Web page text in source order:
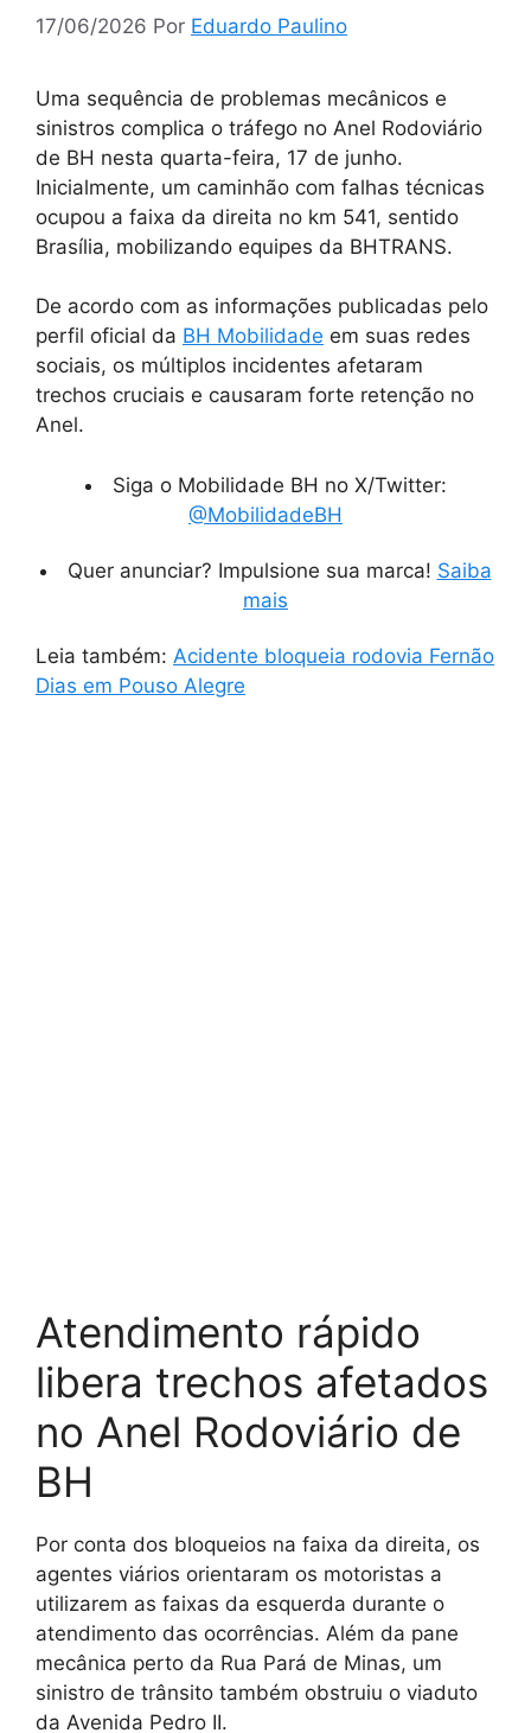
17/06/2026 Por Eduardo Paulino
Uma sequência de problemas mecânicos e
sinistros complica o tráfego no Anel Rodoviário
de BH nesta quarta-feira, 17 de junho.
Inicialmente, um caminhão com falhas técnicas
ocupou a faixa da direita no km 541, sentido
Brasília, mobilizando equipes da BHTRANS.
De acordo com as informações publicadas pelo
perfil oficial da BH Mobilidade em suas redes
sociais, os múltiplos incidentes afetaram
trechos cruciais e causaram forte retenção no
Anel.
Siga o Mobilidade BH no X/Twitter:
@MobilidadeBH
Quer anunciar? Impulsione sua marca! Saiba
mais
Leia também: Acidente bloqueia rodovia Fernão
Dias em Pouso Alegre
Atendimento rápido
libera trechos afetados
no Anel Rodoviário de
BH
Por conta dos bloqueios na faixa da direita, os
agentes viários orientaram os motoristas a
utilizarem as faixas da esquerda durante o
atendimento das ocorrências. Além da pane
mecânica perto da Rua Pará de Minas, um
sinistro de trânsito também obstruiu o viaduto
da Avenida Pedro II.